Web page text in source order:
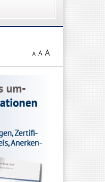
A A A